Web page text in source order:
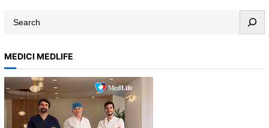
a
r
c
h
MEDICI MEDLIFE